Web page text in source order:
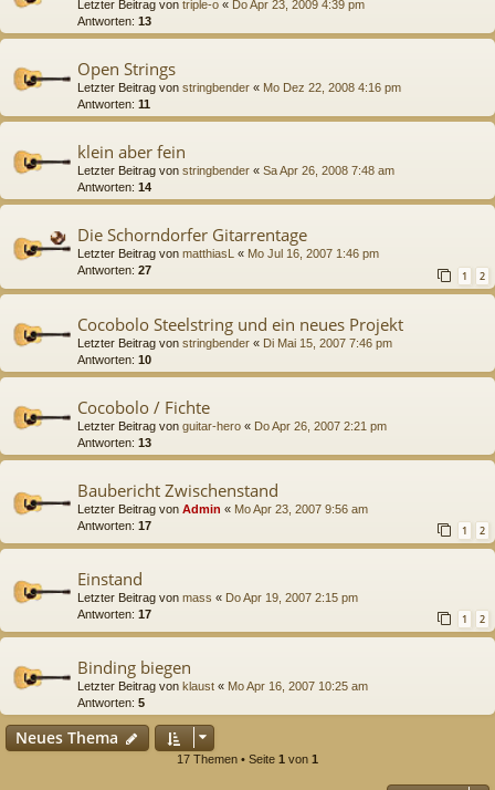
Letzter Beitrag von triple-o « Do Apr 23, 2009 4:39 pm
Antworten: 13
Open Strings
Letzter Beitrag von stringbender « Mo Dez 22, 2008 4:16 pm
Antworten: 11
klein aber fein
Letzter Beitrag von stringbender « Sa Apr 26, 2008 7:48 am
Antworten: 14
Die Schorndorfer Gitarrentage
Letzter Beitrag von matthiasL « Mo Jul 16, 2007 1:46 pm
Antworten: 27 1 2
Cocobolo Steelstring und ein neues Projekt
Letzter Beitrag von stringbender « Di Mai 15, 2007 7:46 pm
Antworten: 10
Cocobolo / Fichte
Letzter Beitrag von guitar-hero « Do Apr 26, 2007 2:21 pm
Antworten: 13
Baubericht Zwischenstand
Letzter Beitrag von Admin « Mo Apr 23, 2007 9:56 am
Antworten: 17 1 2
Einstand
Letzter Beitrag von mass « Do Apr 19, 2007 2:15 pm
Antworten: 17 1 2
Binding biegen
Letzter Beitrag von klaust « Mo Apr 16, 2007 10:25 am
Antworten: 5
Neues Thema
17 Themen • Seite 1 von 1